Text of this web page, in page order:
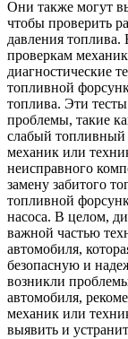
Они также могут
чтобы проверить
давления
проверкам
диагностические
топливной
топлива. Эти
проблемы, такие
слабый топливный
механик или
неисправного
замену забитого
топливной
насоса. В целом,
важной частью
автомобиля,
безопасную и
возникли
автомобиля,
механик или
выявить и